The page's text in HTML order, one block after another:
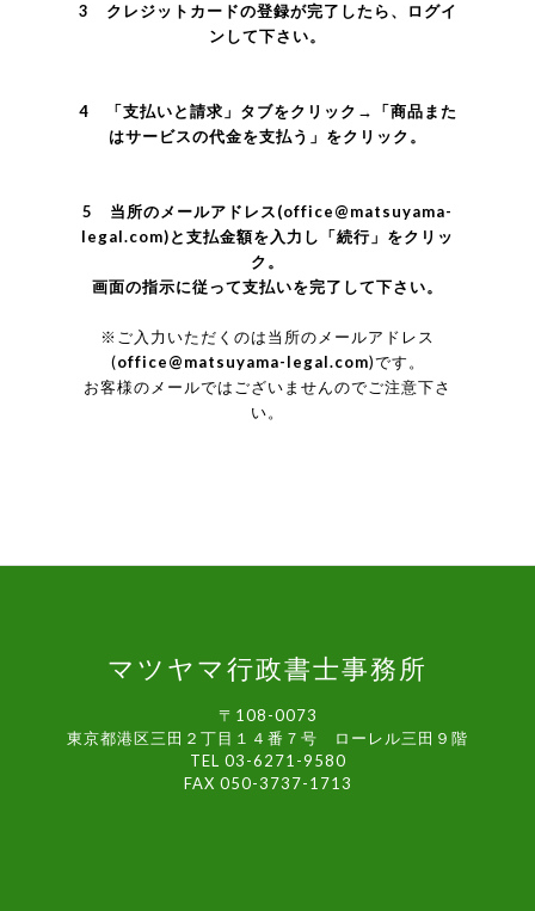
3 クレジットカードの登録が完了したら、ログイ
ンして下さい。
4 「支払いと請求」タブをクリック→「商品また
はサービスの代金を支払う」をクリック。
5 当所のメールアドレス(office@matsuyama-
legal.com)と支払金額を入力し「続行」をクリッ
ク。
画面の指示に従って支払いを完了して下さい。
※ご入力いただくのは当所のメールアドレス
(office@matsuyama-legal.com)です。
お客様のメールではございませんのでご注意下さ
い。
マツヤマ行政書士事務所
〒108-0073
東京都港区三田２丁目１４番７号 ローレル三田９階
TEL 03-6271-9580
FAX 050-3737-1713